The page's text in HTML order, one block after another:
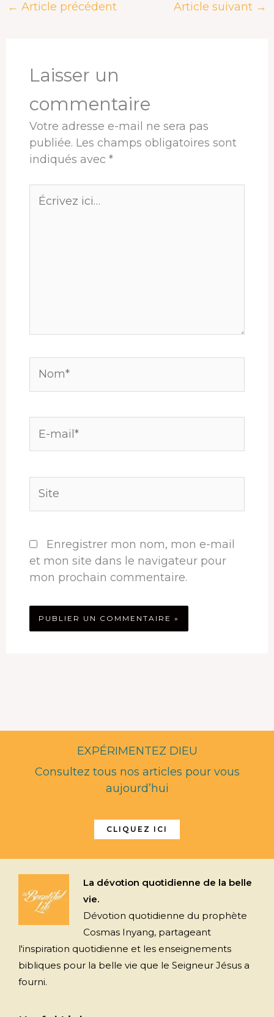
b
a
e
e
← Article précédent Article suivant →
Laisser un
commentaire
Votre adresse e-mail ne sera pas
publiée. Les champs obligatoires sont
indiqués avec*
Écrivez
ici…
mail*
Enregistrer mon nom, mon e-mail
et mon site dans le navigateur pour
mon prochain commentaire.
EXPÉRIMENTEZ DIEU
Consultez tous nos articles pour vous
aujourd’hui
CLIQUEZ ICI
La dévotion quotidienne de la belle
vie.
Dévotion quotidienne du prophète
Cosmas Inyang, partageant
l'inspiration quotidienne et les enseignements
bibliques pour la belle vie que le Seigneur Jésus a
fourni.